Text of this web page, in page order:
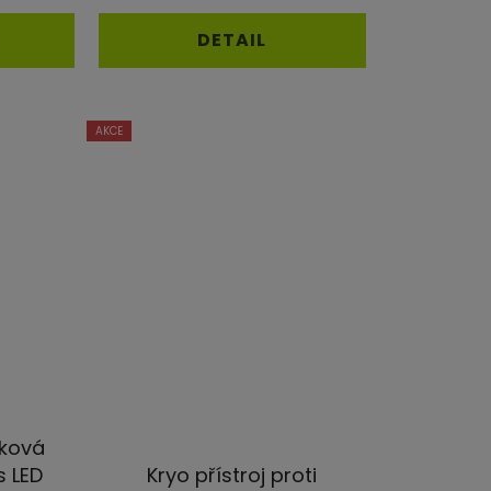
4,5
z
DETAIL
AKCE
Kryo přístroj proti